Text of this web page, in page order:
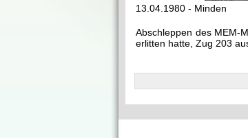
13.04.1980 - Minden
Abschleppen des MEM-
erlitten hatte, Zug 203